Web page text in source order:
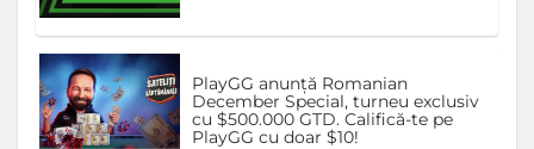
PlayGG anunță Romanian
December Special, turneu exclusiv
cu $500.000 GTD. Califică-te pe
PlayGG cu doar $10!